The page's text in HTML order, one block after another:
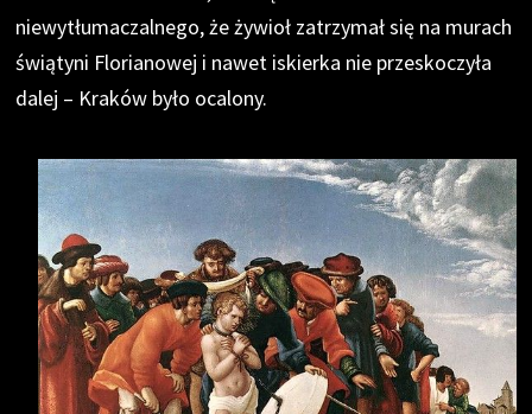
niewytłumaczalnego, że żywioł zatrzymał się na murach
świątyni Florianowej i nawet iskierka nie przeskoczyła
dalej – Kraków było ocalony.